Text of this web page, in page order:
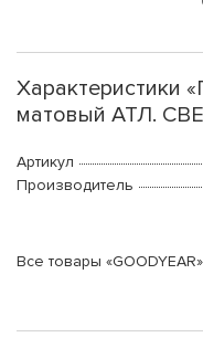
Характеристики
матовый АТЛ.
Артикул
Производитель
Все товары «GOODYEAR»